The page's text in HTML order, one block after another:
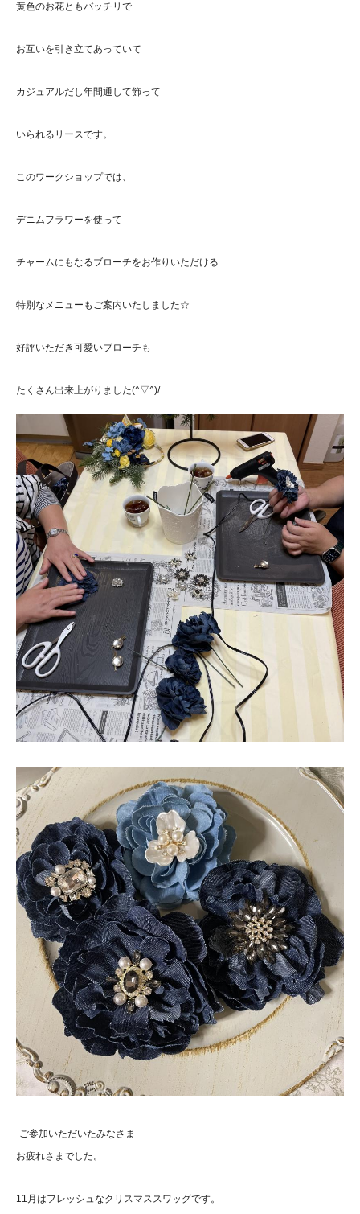
黄色のお花ともバッチリで
お互いを引き立てあっていて
カジュアルだし年間通して飾って
いられるリースです。
このワークショップでは、
デニムフラワーを使って
チャームにもなるブローチをお作りいただける
特別なメニューもご案内いたしました☆
好評いただき可愛いブローチも
たくさん出来上がりました(^▽^)/
ご参加いただいたみなさま
お疲れさまでした。
11月はフレッシュなクリスマススワッグです。